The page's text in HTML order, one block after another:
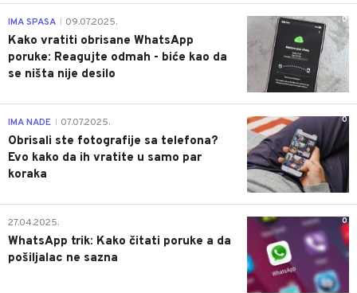
0
IMA SPASA 09.07.2025.
Kako vratiti obrisane WhatsApp
poruke: Reagujte odmah - biće kao da
se ništa nije desilo
0
IMA NADE 07.07.2025.
Obrisali ste fotografije sa telefona?
Evo kako da ih vratite u samo par
koraka
0
27.04.2025.
WhatsApp trik: Kako čitati poruke a da
pošiljalac ne sazna